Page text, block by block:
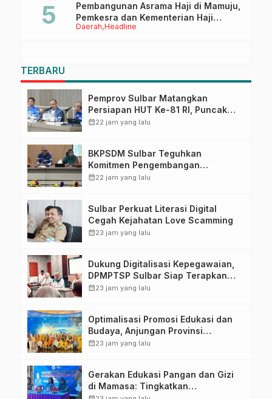
Daerah Headline
Pembangunan Asrama Haji di Mamuju,
Pemkesra dan Kementerian Haji
Sulbar Tinjau Lokasi
TERBARU
Pemprov Sulbar Matangkan
Persiapan HUT Ke-81 RI, Puncak
Upacara di Lapangan Ahmad
calendar_month22 jam yang lalu
BKPSDM Sulbar Teguhkan
Komitmen Pengembangan
Kompetensi ASN melalui
calendar_month22 jam yang lalu
Sulbar Perkuat Literasi Digital
Cegah Kejahatan Love Scamming
calendar_month23 jam yang lalu
Dukung Digitalisasi Kepegawaian,
DPMPTSP Sulbar Siap Terapkan
Aplikasi FLEKSI ASN
calendar_month23 jam yang lalu
Optimalisasi Promosi Edukasi dan
Budaya, Anjungan Provinsi
Sulawesi Barat Perkuat Kolaborasi
calendar_month23 jam yang lalu
Gerakan Edukasi Pangan dan Gizi
di Mamasa: Tingkatkan